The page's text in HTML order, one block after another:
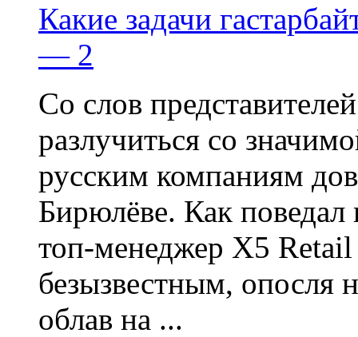
Какие задачи
— 2
Со слов
разлучиться со
русским компаниям
Бирюлёве. Как
топ-менеджер Х5
безызвестным, опосля
облав на ...